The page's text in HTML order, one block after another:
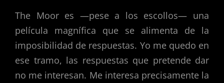
The Moor es —pese a los escollos— una
película magnífica que se alimenta de la
imposibilidad de respuestas. Yo me quedo en
ese tramo, las respuestas que pretende dar
no me interesan. Me interesa precisamente la